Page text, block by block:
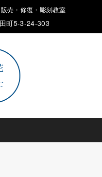
売・修復・彫刻教室
町5-3-24-303